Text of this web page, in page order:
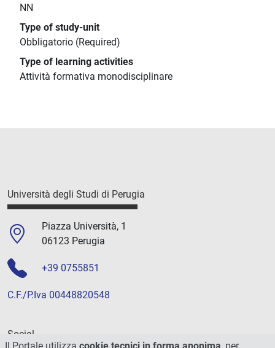
NN
Type of study-unit
Obbligatorio (Required)
Type of learning activities
Attività formativa monodisciplinare
Università degli Studi di Perugia
Piazza Università, 1
06123 Perugia
+39 0755851
C.F./P.Iva 00448820548
Social